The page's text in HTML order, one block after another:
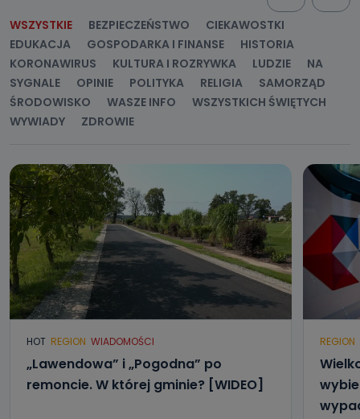
WSZYSTKIE BEZPIECZEŃSTWO
CIEKAWOSTKI
EDUKACJA
GOSPODARKA I FINANSE
HISTORIA
KORONAWIRUS
KULTURA I ROZRYWKA LUDZIE
NA
SYGNALE
OPINIE POLITYKA RELIGIA
SAMORZĄD
ŚRODOWISKO
WASZE INFO
WSZYSTKICH ŚWIĘTYCH
WYWIADY
ZDROWIE
HOT REGION WIADOMOŚCI
„Lawendowa” i „Pogodna” po
remoncie. W której gminie? [WIDEO]
REGION